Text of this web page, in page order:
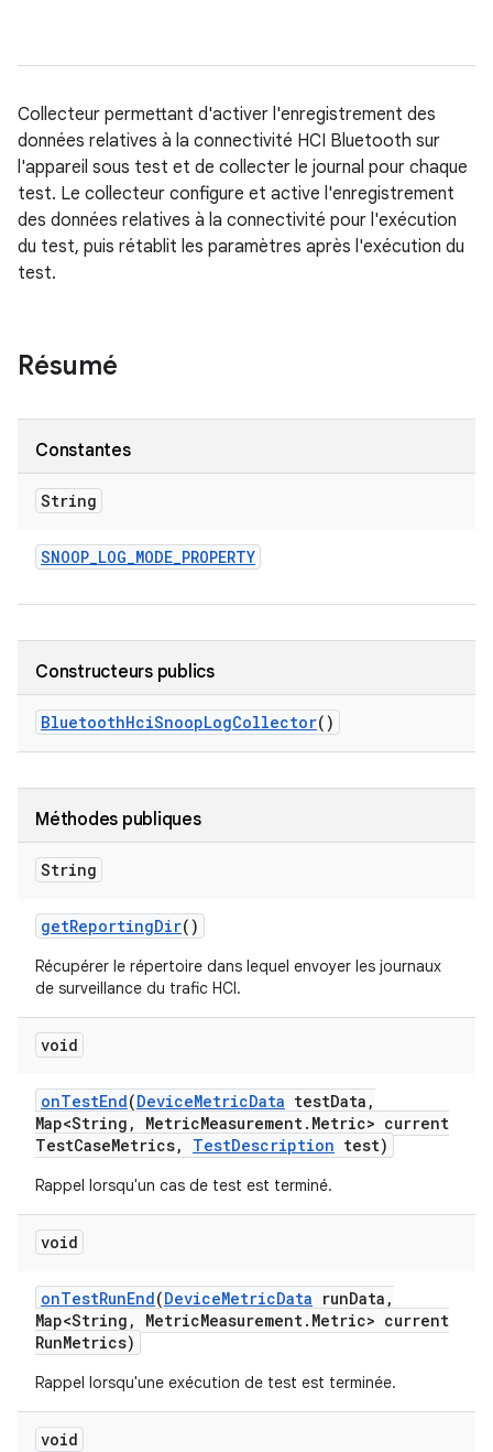
Collecteur permettant d'activer l'enregistrement des
données relatives à la connectivité HCI Bluetooth sur
l'appareil sous test et de collecter le journal pour chaque
test. Le collecteur configure et active l'enregistrement
des données relatives à la connectivité pour l'exécution
du test, puis rétablit les paramètres après l'exécution du
test.
Résumé
Constantes
String
SNOOP_LOG_MODE_PROPERTY
Constructeurs publics
BluetoothHciSnoopLogCollector()
Méthodes publiques
String
getReportingDir()
Récupérer le répertoire dans lequel envoyer les journaux
de surveillance du trafic HCI.
void
onTestEnd(DeviceMetricData testData ,
Map<String , MetricMeasurement. Metric> current
TestCaseMetrics, TestDescription test)
Rappel lorsqu'un cas de test est terminé.
void
onTestRunEnd(DeviceMetricData runData ,
Map<String , MetricMeasurement. Metric> current
RunMetrics)
Rappel lorsqu'une exécution de test est terminée.
void